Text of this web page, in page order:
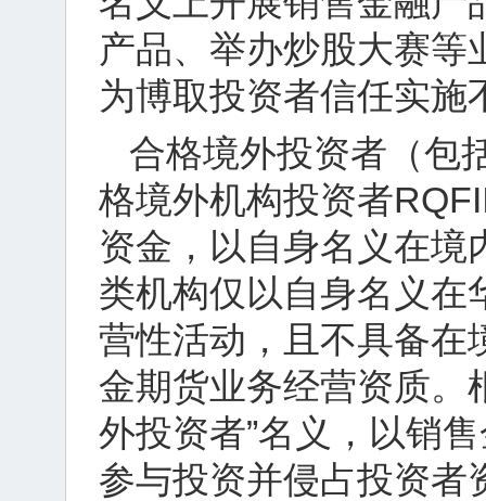
产品、举办炒股大赛等
为博取投资者信任实施
合格境外投资者（包
格境外机构投资者
资金，以自身名义在境
类机构仅以自身名义在
营性活动，且不具备在
金期货业务经营资质。
外投资者”名义，以销
参与投资并侵占投资者